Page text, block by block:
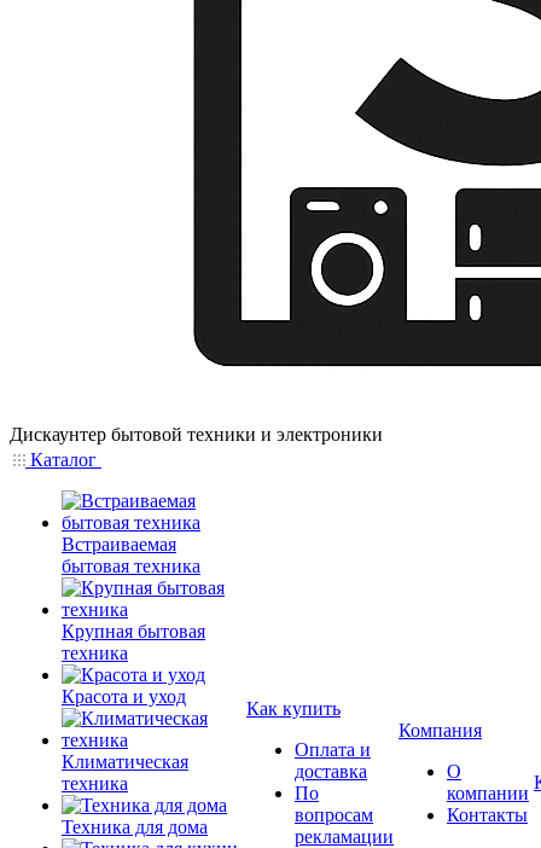
Дискаунтер бытовой техники и электроники
Каталог
Встраиваемая
бытовая техника
Крупная бытовая
техника
Красота и уход
Климатическая
техника
Техника для дома
Как купить
Оплата и
доставка
По
вопросам
рекламации
Компания
О
компании
Контакты